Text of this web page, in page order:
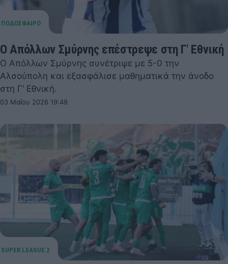
Ο Απόλλων Σμύρνης επέστρεψε στη Γ' Εθνική
Ο Απόλλων Σμύρνης συνέτριψε με 5-0 την
Αλσούπολη και εξασφάλισε μαθηματικά την άνοδο
στη Γ’ Εθνική.
03 Μαΐου 2026 19:48